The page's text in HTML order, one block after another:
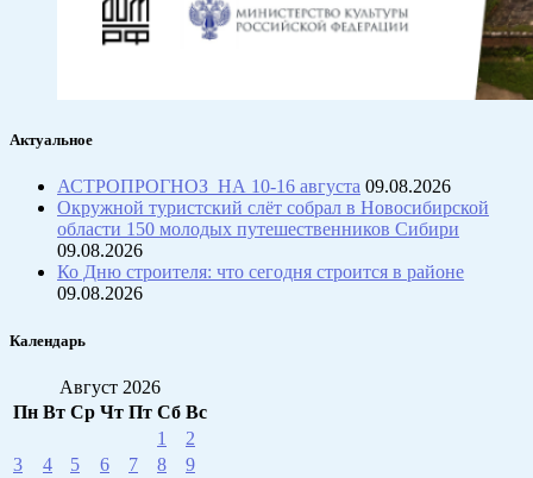
Актуальное
АСТРОПРОГНОЗ НА 10-16 августа 09.08.2026
Окружной туристский слёт собрал в Новосибирской
области 150 молодых путешественников Сибири
09.08.2026
Ко Дню строителя: что сегодня строится в районе
09.08.2026
Календарь
Август 2026
Пн Вт Ср Чт Пт Сб Вс
1
2
3
4 5 6 7 8
9